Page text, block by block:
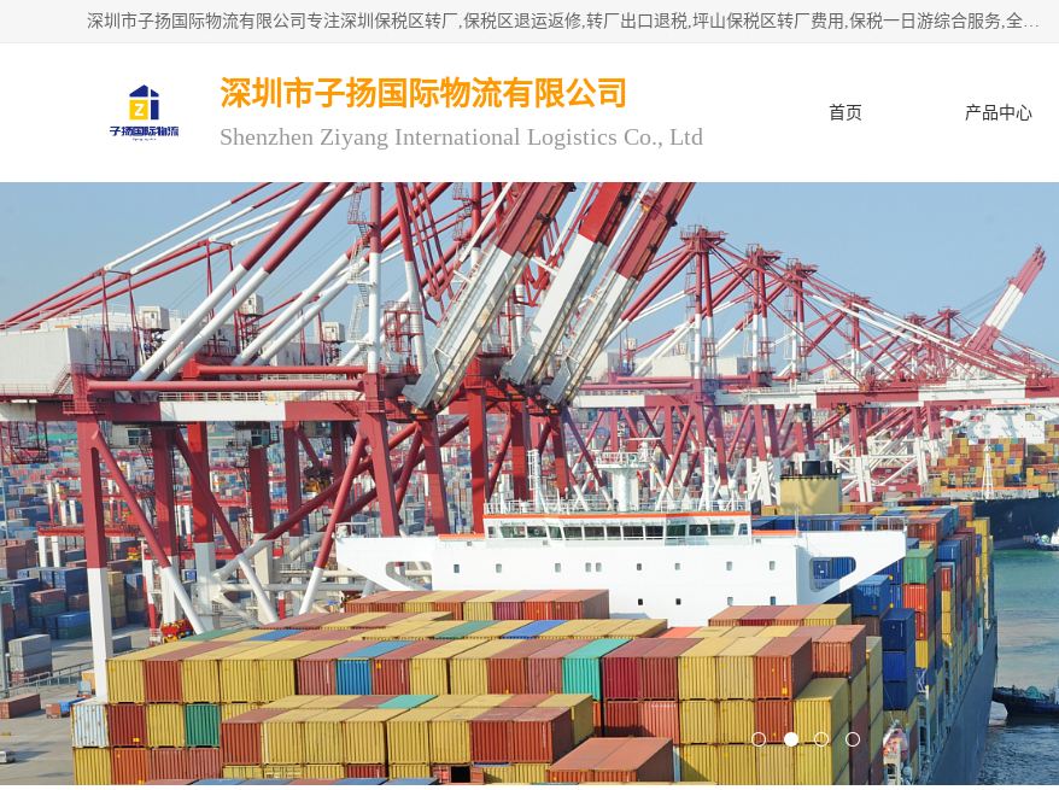
深圳市子扬国际物流有限公司专注深圳保税区转厂,保税区退运返修,转厂出口退税,坪山保税区转厂费用,保税一日游综合服务,全程托管，公司是严格按照“专业化定位、综合化经营、差异化发展”的经营思路建立的现代第三方物流，在通关业务、保税区仓储、退运返修、供应链金融方面具有较强的竞争优势。公司秉承“高效专业、服务客户、创新发展”的经营理念，已发展成为国内外知名企业的战略合作商。
深圳市子扬国际物流有限公司
Shenzhen Ziyang International Logistics Co., Ltd
首页 产品中心